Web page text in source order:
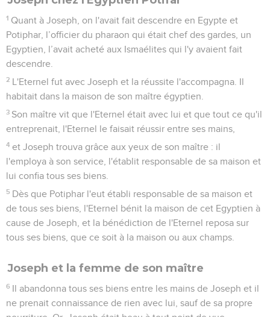
1 Quant à Joseph, on l'avait fait descendre en Egypte et
Potiphar, l’officier du pharaon qui était chef des gardes, un
Egyptien, l’avait acheté aux Ismaélites qui l'y avaient fait
descendre.
2 L'Eternel fut avec Joseph et la réussite l'accompagna. Il
habitait dans la maison de son maître égyptien.
3 Son maître vit que l'Eternel était avec lui et que tout ce qu'il
entreprenait, l'Eternel le faisait réussir entre ses mains,
4 et Joseph trouva grâce aux yeux de son maître : il
l'employa à son service, l'établit responsable de sa maison et
lui confia tous ses biens.
5 Dès que Potiphar l'eut établi responsable de sa maison et
de tous ses biens, l'Eternel bénit la maison de cet Egyptien à
cause de Joseph, et la bénédiction de l'Eternel reposa sur
tous ses biens, que ce soit à la maison ou aux champs.
Joseph et la femme de son maître
6 Il abandonna tous ses biens entre les mains de Joseph et il
ne prenait connaissance de rien avec lui, sauf de sa propre